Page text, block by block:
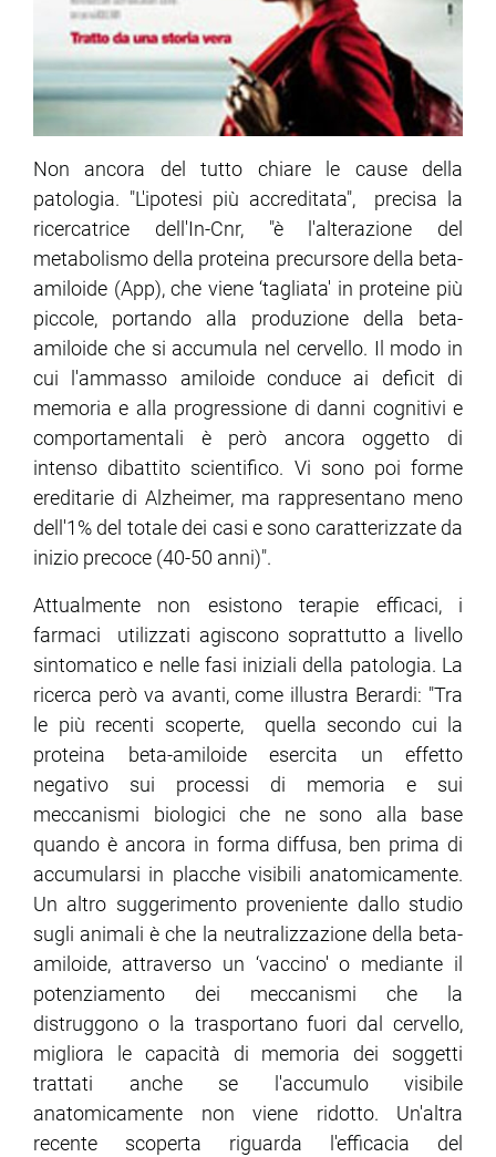
Non ancora del tutto chiare le cause della
patologia. "L'ipotesi più accreditata", precisa la
ricercatrice dell'In-Cnr, "è l'alterazione del
metabolismo della proteina precursore della beta-
amiloide (App), che viene ‘tagliata' in proteine più
piccole, portando alla produzione della beta-
amiloide che si accumula nel cervello. Il modo in
cui l'ammasso amiloide conduce ai deficit di
memoria e alla progressione di danni cognitivi e
comportamentali è però ancora oggetto di
intenso dibattito scientifico. Vi sono poi forme
ereditarie di Alzheimer, ma rappresentano meno
dell'1% del totale dei casi e sono caratterizzate da
inizio precoce (40-50 anni)".
Attualmente non esistono terapie efficaci, i
farmaci utilizzati agiscono soprattutto a livello
sintomatico e nelle fasi iniziali della patologia. La
ricerca però va avanti, come illustra Berardi: "Tra
le più recenti scoperte, quella secondo cui la
proteina beta-amiloide esercita un effetto
negativo sui processi di memoria e sui
meccanismi biologici che ne sono alla base
quando è ancora in forma diffusa, ben prima di
accumularsi in placche visibili anatomicamente.
Un altro suggerimento proveniente dallo studio
sugli animali è che la neutralizzazione della beta-
amiloide, attraverso un ‘vaccino' o mediante il
potenziamento dei meccanismi che la
distruggono o la trasportano fuori dal cervello,
migliora le capacità di memoria dei soggetti
trattati anche se l'accumulo visibile
anatomicamente non viene ridotto. Un'altra
recente scoperta riguarda l'efficacia del